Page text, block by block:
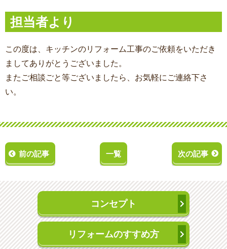
担当者より
この度は、キッチンのリフォーム工事のご依頼をいただき
ましてありがとうございました。
またご相談ごと等ございましたら、お気軽にご連絡下さ
い。
前の記事 一覧 次の記事
コンセプト
リフォームのすすめ方